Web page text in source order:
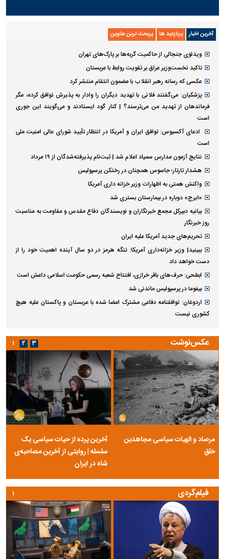
آخرین اخبار پربازدید ها پربحث ترین عناوین
ویدئوی جنجالی از حاکمیت گربه‌ها بر پارک‌های تهران
تاکید نخست‌وزیر عراق بر تقویت روابط با عربستان
عکسی که رسانه رهبر انقلاب با مضمون انتقام منتشر کرد
پزشکیان: می‌گفتند فلانی با تهدید دیگران را وادار به پذیرش توافق کرده، مگر
فرماندهان از تهدید من می‌ترسند؟ | کنار گود ایستادند و می‌گویند این جوری
است
ادعای آکسیوس: توافق ایران و آمریکا در انتظار تأیید شورای عالی امنیت ملی
است
نتایج آزمون مدارس سمپاد اعلام شد | ثبت‌نام پذیرفته‌شدگان از ۱۹ مرداد
هشدار تارتار؛ جاسوس همچنان در رختکن پرسپولیس
واکنش همتی به اظهارات وزیر خزانه داری آمریکا
«ایرج» دوباره در بیمارستان بستری شد
بیانیه دبیرکل مجمع خبرنگاران و نویسندگان دفاع مقدس و مقاومت به مناسبت
روز خبرنگار
تحریم‌های جدید آمریکا علیه ایران
ببینید| وزیر خزانه‌داری آمریکا: تنگه هرمز در دو سال آینده اهمیت خود را از
دست خواهد داد
ابطحی: حرف‌های باقر خرازی، افتتاح شعبه رسمی حکومت اسلامی داعش است
بیفوما در پرسپولیس ماندنی شد
اردوغان: توافقنامه دفاعی مشترک امضا شده با عربستان و پاکستان علیه هیچ
کشوری نیست
عکس‌نوشت
مرصاد و الهیات سیاسی مجاهدین
خلق
آخرین پرده از حیات سیاسی یک
سلسله | روایتی از آخرین مصاحبه‌ی
شاه در ایران
۱ ۲ ۳
فیلم‌گردی ۱